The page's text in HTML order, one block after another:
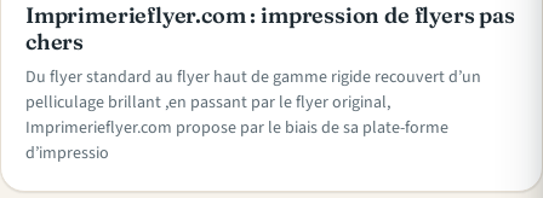
Imprimerieflyer.com : impression de flyers pas
chers
Du flyer standard au flyer haut de gamme rigide recouvert d’un
pelliculage brillant ,en passant par le flyer original,
Imprimerieflyer.com propose par le biais de sa plate-forme
d’impressio